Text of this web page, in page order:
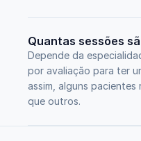
Quantas sessões
Depende da
por avaliação para ter
assim, alguns pacientes
que outros.